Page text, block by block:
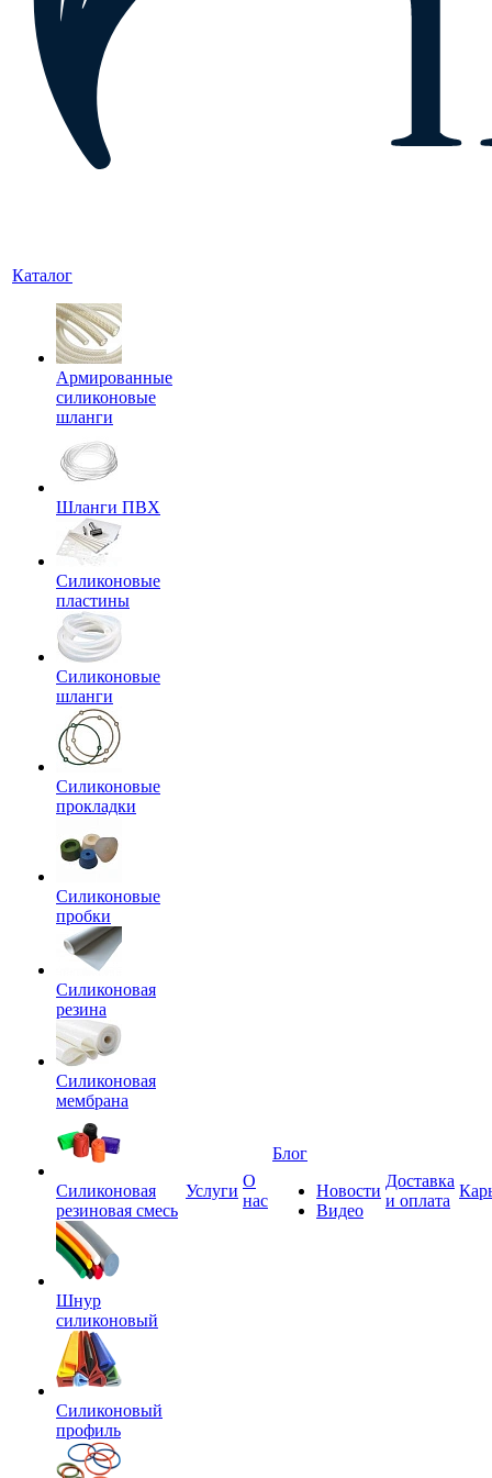
Каталог
Армированные
силиконовые
шланги
Шланги ПВХ
Силиконовые
пластины
Силиконовые
шланги
Силиконовые
прокладки
Силиконовые
пробки
Силиконовая
резина
Силиконовая
мембрана
Силиконовая
резиновая смесь
Шнур
силиконовый
Силиконовый
профиль
Услуги
О
нас
Блог
Новости
Видео
Доставка
и оплата